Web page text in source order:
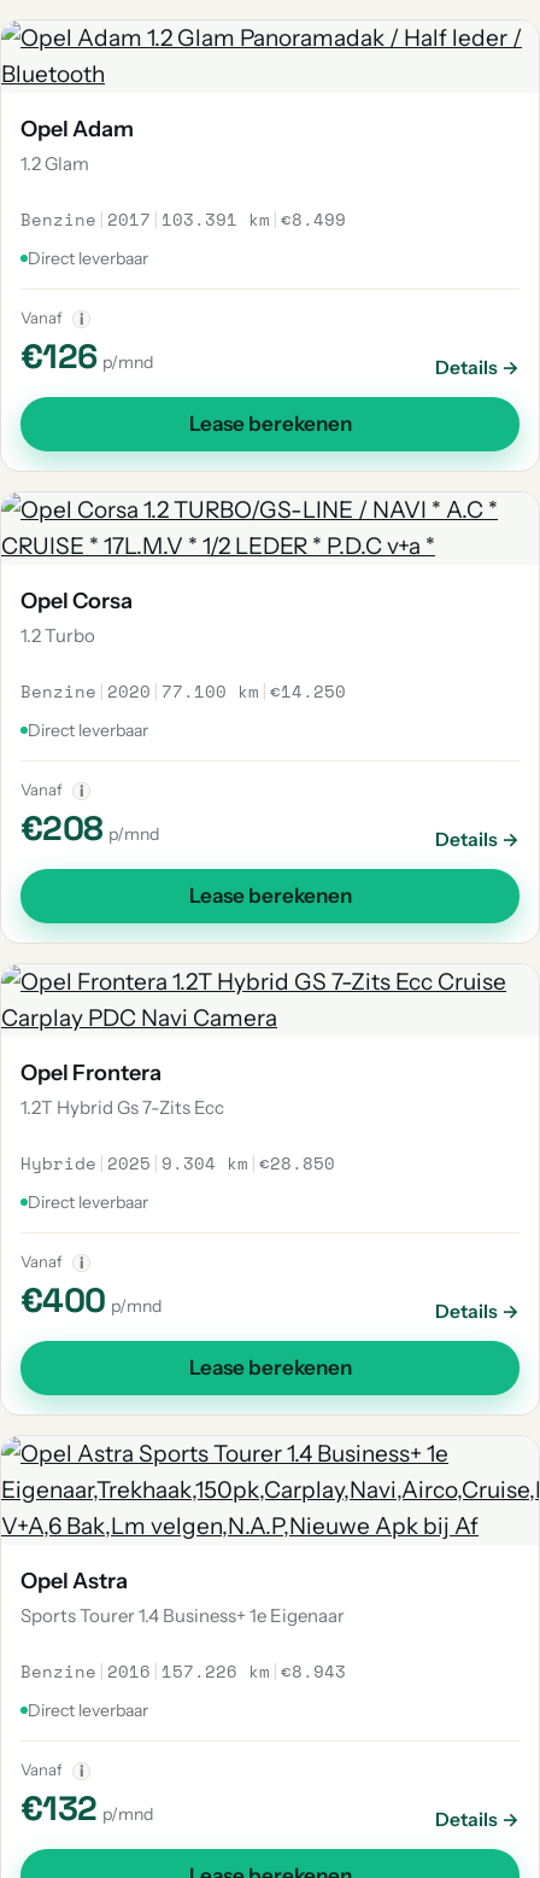
Opel Adam
1.2 Glam
Benzine | 2017 | 103.391 km |€8.499
Direct leverbaar
Vanaf i
€126 p/mnd Details →
Lease berekenen
Opel Corsa
1.2 Turbo
Benzine | 2020 | 77.100 km |€14.250
Direct leverbaar
Vanaf i
€208 p/mnd Details →
Lease berekenen
Opel Frontera
1.2T Hybrid Gs 7-Zits Ecc
Hybride | 2025 | 9.304 km |€28.850
Direct leverbaar
Vanaf i
€400 p/mnd Details →
Lease berekenen
Opel Astra
Sports Tourer 1.4 Business+ 1e Eigenaar
Benzine | 2016 | 157.226 km |€8.943
Direct leverbaar
Vanaf i
€132 p/mnd Details →